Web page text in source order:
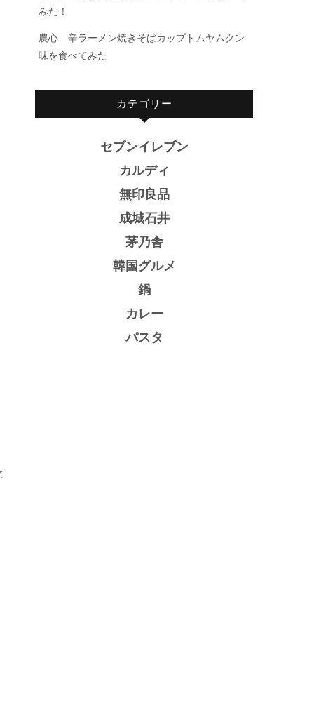
みた！
農心 辛ラーメン焼きそばカップトムヤムクン
味を食べてみた
カテゴリー
セブンイレブン
カルディ
無印良品
成城石井
茅乃舎
韓国グルメ
鍋
カレー
パスタ